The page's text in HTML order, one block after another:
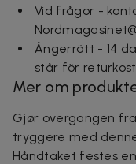
Vid frågor -
Ångerrätt - 14
står för
Mer om
Gjør overgangen
tryggere med
Håndtaket festes